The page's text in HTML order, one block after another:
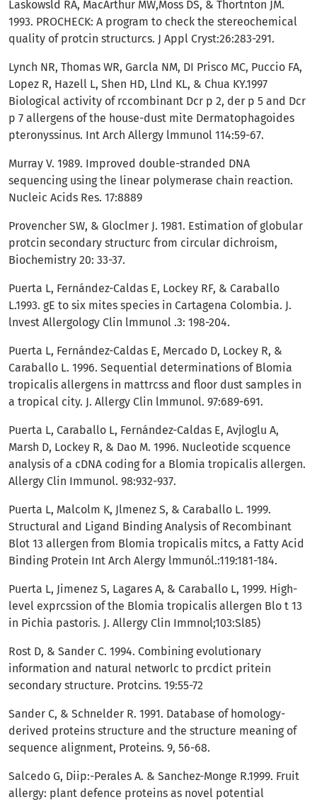
Laskowsld RA, MacArthur MW,Moss DS, & Thortnton JM.
1993. PROCHECK: A program to check the stereochemical
quality of protcin structurcs. J Appl Cryst:26:283-291.
Lynch NR, Thomas WR, Garcla NM, DI Prisco MC, Puccio FA,
Lopez R, Hazell L, Shen HD, Llnd KL, & Chua KY.1997
Biological activity of rccombinant Dcr p 2, der p 5 and Dcr
p 7 allergens of the house-dust mite Dermatophagoides
pteronyssinus. Int Arch Allergy lmmunol 114:59-67.
Murray V. 1989. Improved double-stranded DNA
sequencing using the linear polymerase chain reaction.
Nucleic Acids Res. 17:8889
Provencher SW, & Gloclmer J. 1981. Estimation of globular
protcin secondary structurc from circular dichroism,
Biochemistry 20: 33-37.
Puerta L, Fernández-Caldas E, Lockey RF, & Caraballo
L.1993. gE to six mites species in Cartagena Colombia. J.
lnvest Allergology Clin lmmunol .3: 198-204.
Puerta L, Fernández-Caldas E, Mercado D, Lockey R, &
Caraballo L. 1996. Sequential determinations of Blomia
tropicalis allergens in mattrcss and floor dust samples in
a tropical city. J. Allergy Clin lmmunol. 97:689-691.
Puerta L, Caraballo L, Fernández-Caldas E, Avjloglu A,
Marsh D, Lockey R, & Dao M. 1996. Nucleotide scquence
analysis of a cDNA coding for a Blomia tropicalis allergen.
Allergy Clin Immunol. 98:932-937.
Puerta L, Malcolm K, Jlmenez S, & Caraballo L. 1999.
Structural and Ligand Binding Analysis of Recombinant
Blot 13 allergen from Blomia tropicalis mitcs, a Fatty Acid
Binding Protein Int Arch Alergy lmmunól.:119:181-184.
Puerta L, Jimenez S, Lagares A, & Caraballo L, 1999. High-
level exprcssion of the Blomia tropicalis allergen Blo t 13
in Pichia pastoris. J. Allergy Clin Immnol;103:Sl85)
Rost D, & Sander C. 1994. Combining evolutionary
information and natural networlc to prcdict pritein
secondary structure. Protcins. 19:55-72
Sander C, & Schnelder R. 1991. Database of homology-
derived proteins structure and the structure meaning of
sequence alignment, Proteins. 9, 56-68.
Salcedo G, Diip:-Perales A. & Sanchez-Monge R.1999. Fruit
allergy: plant defence proteins as novel potential